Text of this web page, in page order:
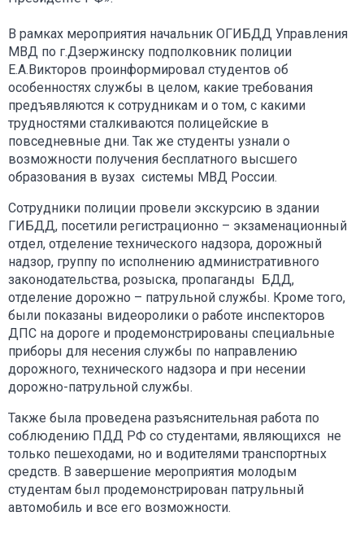
В рамках мероприятия начальник ОГИБДД Управления
МВД по г.Дзержинску подполковник полиции
Е.А.Викторов проинформировал студентов об
особенностях службы в целом, какие требования
предъявляются к сотрудникам и о том, с какими
трудностями сталкиваются полицейские в
повседневные дни. Так же студенты узнали о
возможности получения бесплатного высшего
образования в вузах системы МВД России.
Сотрудники полиции провели экскурсию в здании
ГИБДД, посетили регистрационно – экзаменационный
отдел, отделение технического надзора, дорожный
надзор, группу по исполнению административного
законодательства, розыска, пропаганды БДД,
отделение дорожно – патрульной службы. Кроме того,
были показаны видеоролики о работе инспекторов
ДПС на дороге и продемонстрированы специальные
приборы для несения службы по направлению
дорожного, технического надзора и при несении
дорожно-патрульной службы.
Также была проведена разъяснительная работа по
соблюдению ПДД РФ со студентами, являющихся не
только пешеходами, но и водителями транспортных
средств. В завершение мероприятия молодым
студентам был продемонстрирован патрульный
автомобиль и все его возможности.